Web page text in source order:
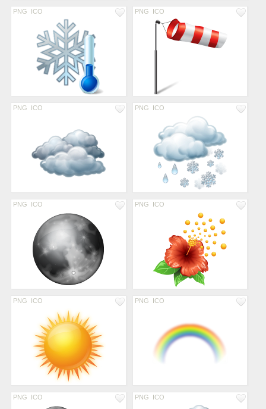
PNG ICO PNG ICO
PNG ICO PNG ICO
PNG ICO PNG ICO
PNG ICO PNG ICO
PNG ICO PNG ICO